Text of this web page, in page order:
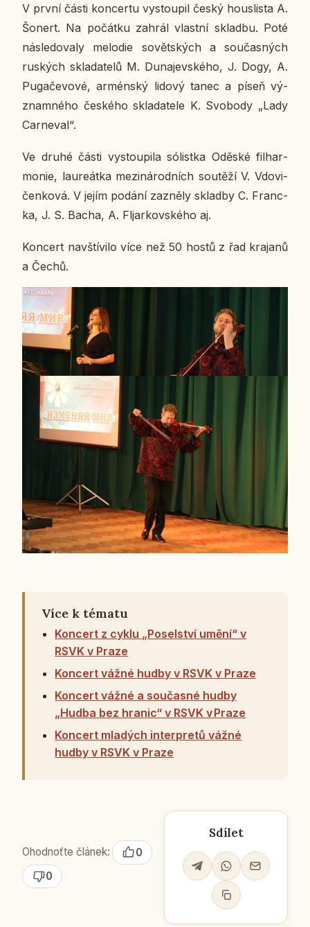
V první části kon­cer­tu vy­stou­pil český hous­lis­ta A.
Šonert. Na po­čát­ku zahrál vlast­ní sklad­bu. Poté
ná­sle­do­va­ly me­lo­die so­vět­ských a sou­čas­ných
rus­kých skla­da­te­lů M. Du­na­jev­ské­ho, J. Dogy, A.
Pu­ga­če­vo­vé, ar­mén­ský lidový tanec a píseň vý­
znam­né­ho čes­ké­ho skla­da­te­le K. Svo­bo­dy „Lady
Car­ne­val“.
Ve druhé části vy­stou­pi­la só­list­ka Oděské filhar­
mo­nie, lau­re­át­ka me­zi­ná­rod­ních sou­tě­ží V. Vdo­vi­
čen­ko­vá. V jejím podání za­zně­ly sklad­by C. Franc­
ka, J. S. Bacha, A. Fljar­kov­ské­ho aj.
Kon­cert na­vští­vi­lo více než 50 hostů z řad kra­ja­nů
a Čechů.
Více k tématu
Koncert z cyklu „Poselství umění“ v
RSVK v Praze
Koncert vážné hudby v RSVK v Praze
Koncert vážné a současné hudby
„Hudba bez hranic“ v RSVK v Praze
Koncert mladých interpretů vážné
hudby v RSVK v Praze
Ohodnoťte článek:
0
0
Sdílet